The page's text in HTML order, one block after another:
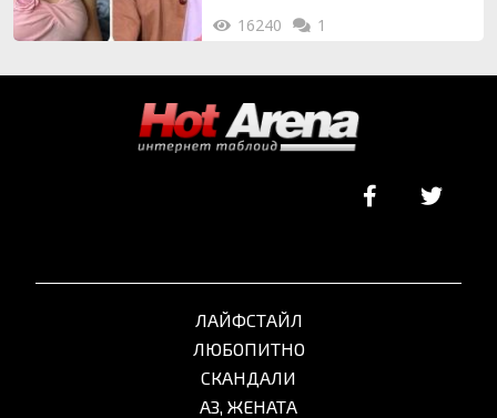
16240 1
ЛАЙФСТАЙЛ
ЛЮБОПИТНО
СКАНДАЛИ
АЗ, ЖЕНАТА